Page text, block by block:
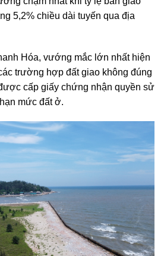
5,2% chiều dài tuyến qua địa
Hóa, vướng mắc lớn nhất hiện
trường hợp đất giao không đúng
cấp giấy chứng nhận quyền sử
mức đất ở.